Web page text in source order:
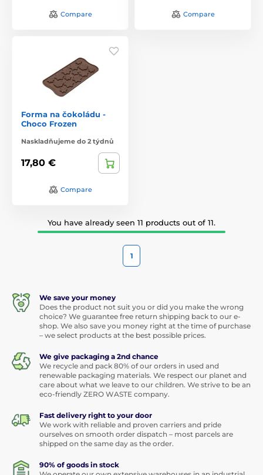
Compare Compare
Forma na čokoládu -
Choco Frozen
Naskladňujeme do 2 týdnů
17,80 €
Compare
You have already seen 11 products out of 11.
1
We save your money
Does the product not suit you or did you make the wrong
choice? We guarantee free return shipping back to our e-
shop. We also save you money right at the time of purchase
– we select products at the best possible prices.
We give packaging a 2nd chance
We recycle and pack 80% of our orders in used and
renewable packaging materials. We respect our planet and
care about what we leave to our children. We strive to be an
eco-friendly ZERO WASTE company.
Fast delivery right to your door
We work with reliable and proven carriers and pride
ourselves on smooth order dispatch – most parcels are
shipped on the same day as the order.
90% of goods in stock